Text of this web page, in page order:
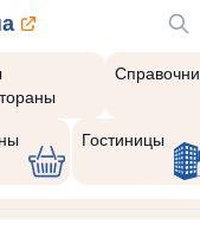
Гостиницы